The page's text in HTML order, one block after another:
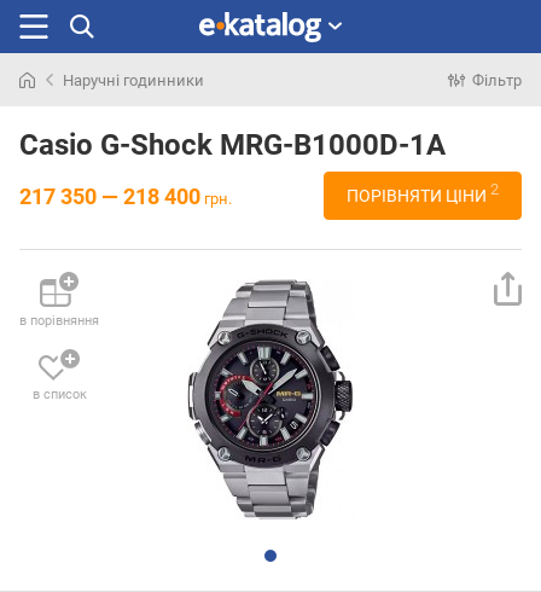
раніше
Наручні годинники Фільтр
Casio G-Shock MRG-B1000D-1A
217 350 — 218 400 грн. ПОРІВНЯТИ ЦІНИ 2
в порівняння
в список